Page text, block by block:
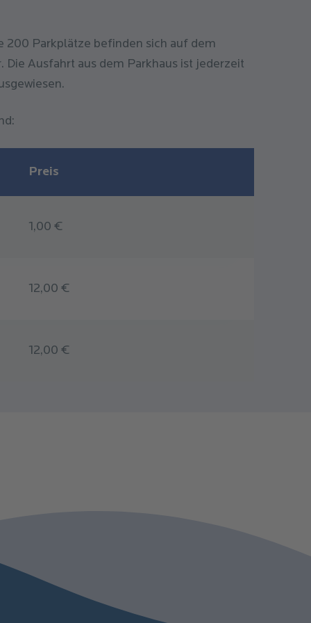
200 Parkplätze befinden sich auf dem
Ausfahrt aus dem Parkhaus ist jederzeit
Preis
1,00 €
12,00 €
12,00 €